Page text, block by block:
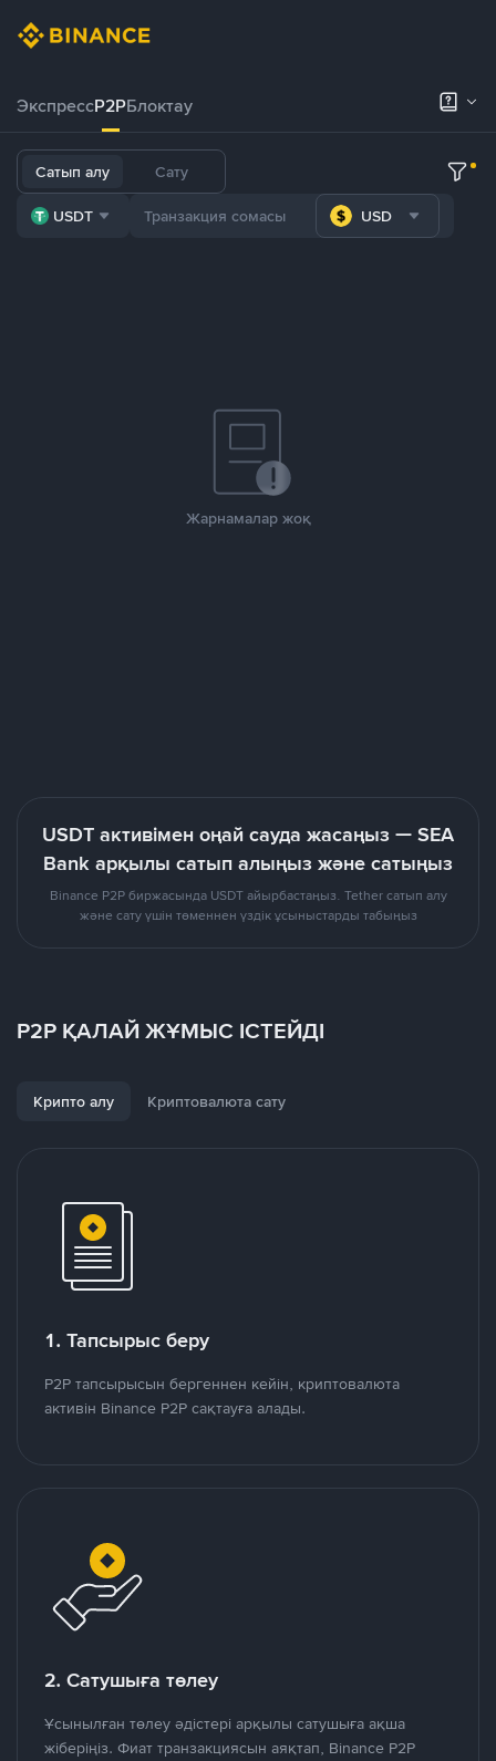
ЭкспрессP2PБлоктау
Сатып алу Сату
USDT USD
Жарнамалар жоқ
USDT активімен оңай сауда жасаңыз — SEA
Bank арқылы сатып алыңыз және сатыңыз
Binance P2P биржасында USDT айырбастаңыз. Tether сатып алу
және сату үшін төменнен үздік ұсыныстарды табыңыз
P2P ҚАЛАЙ ЖҰМЫС ІСТЕЙДІ
Крипто алу Криптовалюта сату
1. Тапсырыс беру
P2P тапсырысын бергеннен кейін, криптовалюта
активін Binance P2P сақтауға алады.
2. Сатушыға төлеу
Ұсынылған төлеу әдістері арқылы сатушыға ақша
жіберіңіз. Фиат транзакциясын аяқтап, Binance P2P